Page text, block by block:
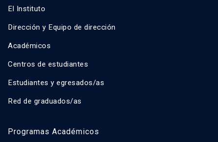
El Instituto
Dirección y Equipo de dirección
Académicos
Centros de estudiantes
Estudiantes y egresados/as
Red de graduados/as
Programas Académicos